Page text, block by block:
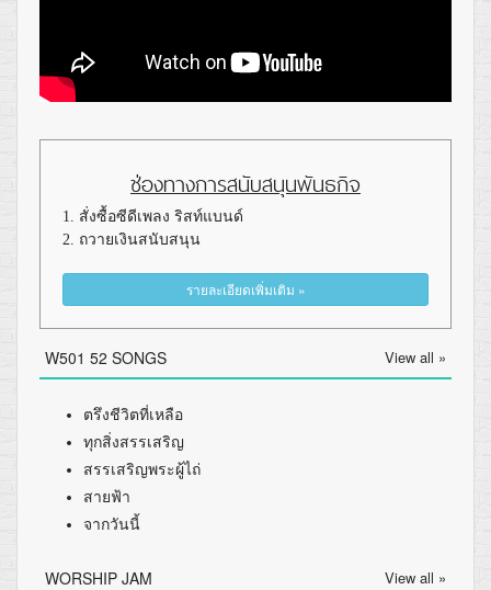
ช่องทางการสนับสนุนพันธกิจ
1. สั่งซื้อซีดีเพลง ริสท์แบนด์
2. ถวายเงินสนับสนุน
รายละเอียดเพิ่มเติม »
W501 52 SONGS View all »
ตรึงชีวิตที่เหลือ
ทุกสิ่งสรรเสริญ
สรรเสริญพระผู้ไถ่
สายฟ้า
จากวันนี้
WORSHIP JAM View all »